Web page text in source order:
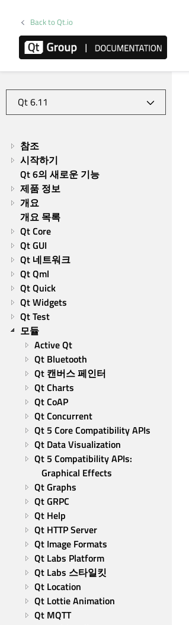
Back to Qt.io
참조
시작하기
Qt 6의 새로운 기능
제품 정보
개요
개요 목록
Qt Core
Qt GUI
Qt 네트워크
Qt Qml
Qt Quick
Qt Widgets
Qt Test
모듈
Active Qt
Qt Bluetooth
Qt 캔버스 페인터
Qt Charts
Qt CoAP
Qt Concurrent
Qt 5 Core Compatibility APIs
Qt Data Visualization
Qt 5 Compatibility APIs:
Graphical Effects
Qt Graphs
Qt GRPC
Qt Help
Qt HTTP Server
Qt Image Formats
Qt Labs Platform
Qt Labs 스타일킷
Qt Location
Qt Lottie Animation
Qt MQTT